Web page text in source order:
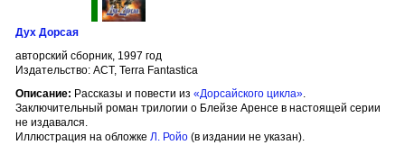
Дух Дорсая
авторский сборник, 1997 год
Издательство: АСТ, Terra Fantastica
Описание: Рассказы и повести из «Дорсайского цикла»
Заключительный роман трилогии о Блейзе Аренсе в настоящей серии
не издавался.
Иллюстрация на обложке Л. Ройо (в издании не указан).